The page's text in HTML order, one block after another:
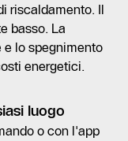
riscaldamento. Il
basso. La
lo spegnimento
energetici.
luogo
o con l'app